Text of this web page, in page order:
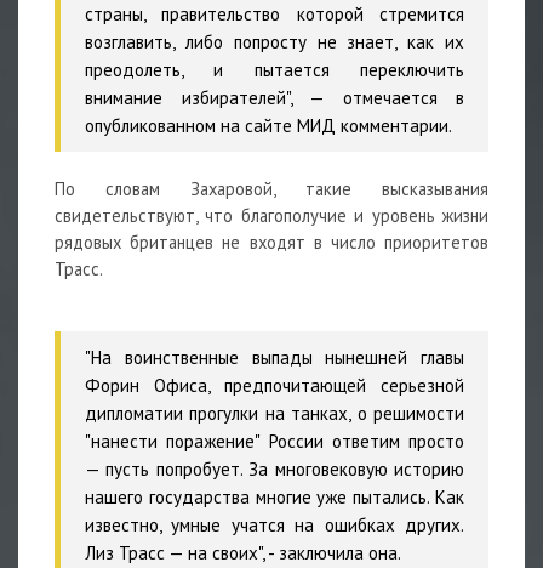
страны, правительство которой стремится
возглавить, либо попросту не знает, как их
преодолеть, и пытается переключить
внимание избирателей", — отмечается в
опубликованном на сайте МИД комментарии.
По словам Захаровой, такие высказывания
свидетельствуют, что благополучие и уровень жизни
рядовых британцев не входят в число приоритетов
Трасс.
"На воинственные выпады нынешней главы
Форин Офиса, предпочитающей серьезной
дипломатии прогулки на танках, о решимости
"нанести поражение" России ответим просто
— пусть попробует. За многовековую историю
нашего государства многие уже пытались. Как
известно, умные учатся на ошибках других.
Лиз Трасс — на своих", - заключила она.